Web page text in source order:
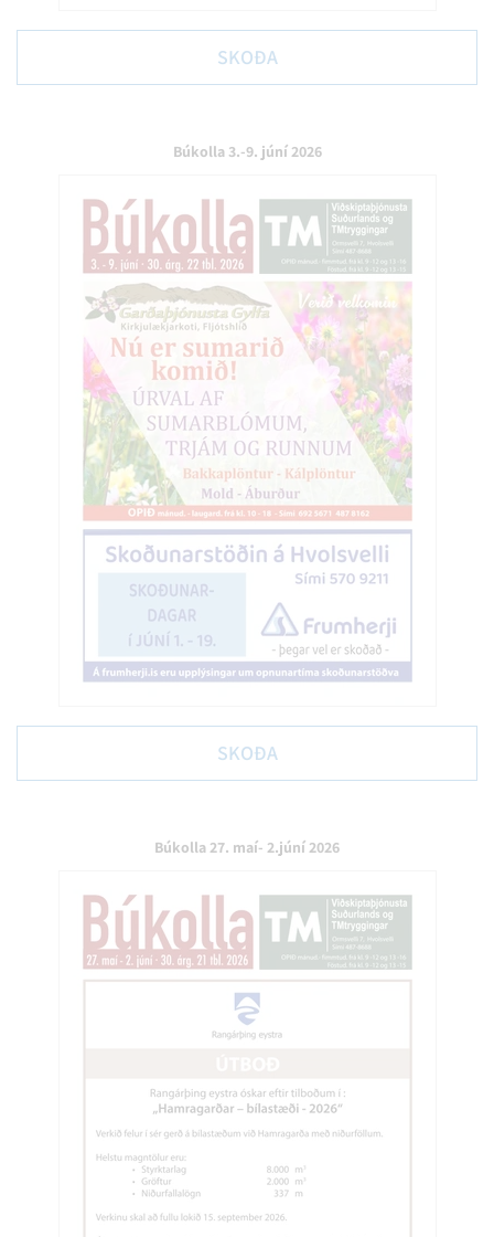
SKOÐA
Búkolla 3.-9. júní 2026
SKOÐA
Búkolla 27. maí- 2.júní 2026